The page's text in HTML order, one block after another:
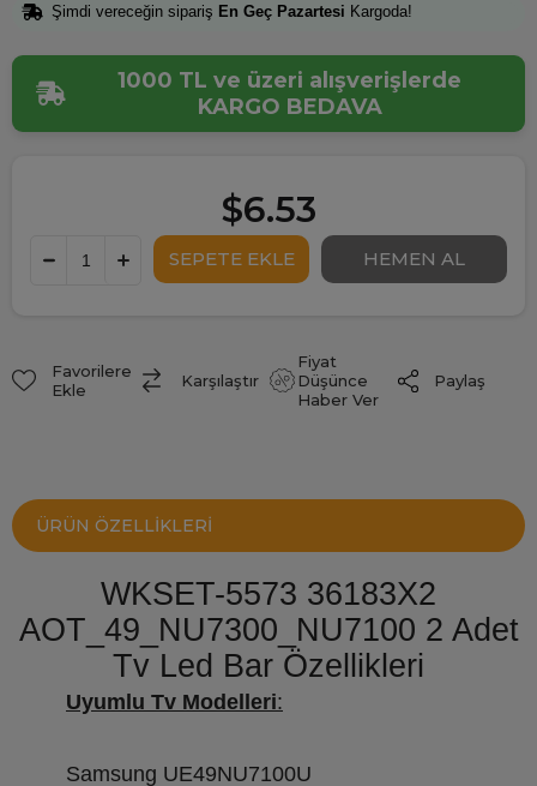
Şimdi vereceğin sipariş En Geç Pazartesi Kargoda!
1000 TL ve üzeri alışverişlerde
KARGO BEDAVA
$6.53
Favorilere
Ekle
Karşılaştır
Fiyat
Düşünce
Haber Ver
Paylaş
ÜRÜN ÖZELLIKLERI
WKSET-5573 36183X2
AOT_49_NU7300_NU7100 2 Adet
Tv Led Bar Özellikleri
Uyumlu Tv Modelleri:
Samsung UE49NU7100U